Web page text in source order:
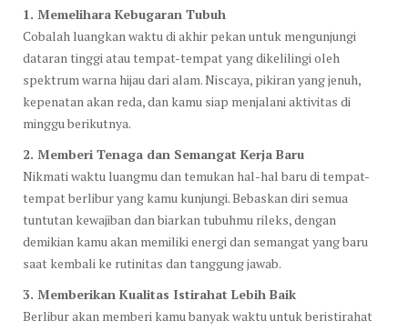
1. Memelihara Kebugaran Tubuh
Cobalah luangkan waktu di akhir pekan untuk mengunjungi
dataran tinggi atau tempat-tempat yang dikelilingi oleh
spektrum warna hijau dari alam. Niscaya, pikiran yang jenuh,
kepenatan akan reda, dan kamu siap menjalani aktivitas di
minggu berikutnya.
2. Memberi Tenaga dan Semangat Kerja Baru
Nikmati waktu luangmu dan temukan hal-hal baru di tempat-
tempat berlibur yang kamu kunjungi. Bebaskan diri semua
tuntutan kewajiban dan biarkan tubuhmu rileks, dengan
demikian kamu akan memiliki energi dan semangat yang baru
saat kembali ke rutinitas dan tanggung jawab.
3. Memberikan Kualitas Istirahat Lebih Baik
Berlibur akan memberi kamu banyak waktu untuk beristirahat